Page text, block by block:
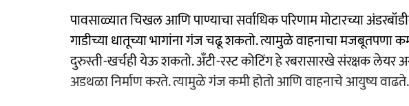
पावसाळ्यात चिखल आणि पाण्याचा सर्वाधिक परिणाम मोटारच्या
गाडीच्या धातूच्या भागांना गंज चढू शकतो. त्यामुळे वाहनाचा मजबूतपणा
दुरुस्ती-खर्चही येऊ शकतो. अँटी-रस्ट कोटिंग हे रबरासारखे संरक्षक लेयर
अडथळा निर्माण करते. त्यामुळे गंज कमी होतो आणि वाहनाचे आयुष्य वाढते.